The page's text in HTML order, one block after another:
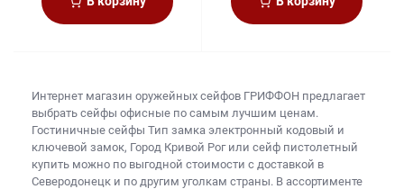
Интернет магазин оружейных сейфов ГРИФФОН предлагает
выбрать сейфы офисные по самым лучшим ценам.
Гостиничные сейфы Тип замка электронный кодовый и
ключевой замок, Город Кривой Рог или сейф пистолетный
купить можно по выгодной стоимости с доставкой в
Северодонецк и по другим уголкам страны. В ассортименте